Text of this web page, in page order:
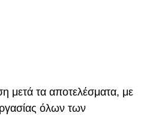
μετά τα αποτελέσματα, με
όλων των